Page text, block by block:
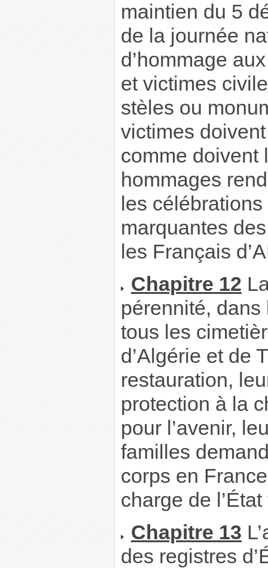
maintien du 5
de la journée
d’hommage
et victimes
stèles ou
victimes
comme doivent
hommages
les
marquantes
les Français
Chapitre 12
pérennité,
tous les
d’Algérie et de
restauration,
protection à la
pour l’avenir,
familles
corps en
charge de
Chapitre 13
des registres